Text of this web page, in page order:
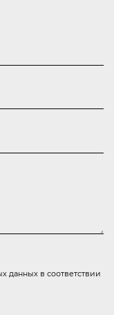
данных в соответствии